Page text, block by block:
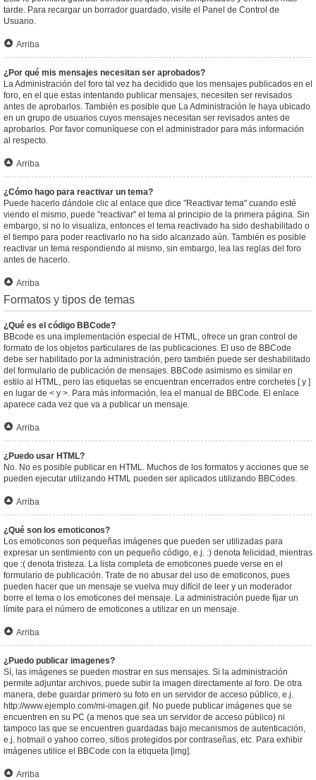
tarde. Para recargar un borrador guardado, visite el Panel de Control de
Usuario.
Arriba
¿Por qué mis mensajes necesitan ser aprobados?
La Administración del foro tal vez ha decidido que los mensajes publicados en el
foro, en el que estas intentando publicar mensajes, necesiten ser revisados
antes de aprobarlos. También es posible que La Administración le haya ubicado
en un grupo de usuarios cuyos mensajes necesitan ser revisados antes de
aprobarlos. Por favor comuníquese con el administrador para más información
al respecto.
Arriba
¿Cómo hago para reactivar un tema?
Puede hacerlo dándole clic al enlace que dice "Reactivar tema" cuando esté
viendo el mismo, puede "reactivar" el tema al principio de la primera página. Sin
embargo, si no lo visualiza, entonces el tema reactivado ha sido deshabilitado o
el tiempo para poder reactivarlo no ha sido alcanzado aún. También es posible
reactivar un tema respondiendo al mismo, sin embargo, lea las reglas del foro
antes de hacerlo.
Arriba
Formatos y tipos de temas
¿Qué es el código BBCode?
BBcode es una implementación especial de HTML, ofrece un gran control de
formato de los objetos particulares de las publicaciones. El uso de BBCode
debe ser habilitado por la administración, pero también puede ser deshabilitado
del formulario de publicación de mensajes. BBCode asimismo es similar en
estilo al HTML, pero las etiquetas se encuentran encerrados entre corchetes [ y ]
en lugar de < y >. Para más información, lea el manual de BBCode. El enlace
aparece cada vez que va a publicar un mensaje.
Arriba
¿Puedo usar HTML?
No. No es posible publicar en HTML. Muchos de los formatos y acciones que se
pueden ejecutar utilizando HTML pueden ser aplicados utilizando BBCodes.
Arriba
¿Qué son los emoticonos?
Los emoticonos son pequeñas imágenes que pueden ser utilizadas para
expresar un sentimiento con un pequeño código, e.j. :) denota felicidad, mientras
que :( denota tristeza. La lista completa de emoticones puede verse en el
formulario de publicación. Trate de no abusar del uso de emoticonos, pues
pueden hacer que un mensaje se vuelva muy difícil de leer y un moderador
borre el tema o los emoticones del mensaje. La administración puede fijar un
límite para el número de emoticones a utilizar en un mensaje.
Arriba
¿Puedo publicar imagenes?
Sí, las imágenes se pueden mostrar en sus mensajes. Si la administración
permite adjuntar archivos, puede subir la imagen directamente al foro. De otra
manera, debe guardar primero su foto en un servidor de acceso público, e.j.
http://www.ejemplo.com/mi-imagen.gif. No puede publicar imágenes que se
encuentren en su PC (a menos que sea un servidor de acceso público) ni
tampoco las que se encuentren guardadas bajo mecanismos de autenticación,
e.j. hotmail o yahoo correo, sitios protegidos por contraseñas, etc. Para exhibir
imágenes utilice el BBCode con la etiqueta [img].
Arriba